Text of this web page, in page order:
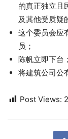
的真正独立且
及其他受质疑
这个委员会应
员；
陈帆立即下台；
将建筑公司公
Post Views: